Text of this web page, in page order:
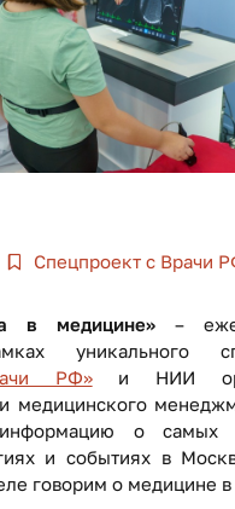
Спецпроект с Врачи
в медицине» –
уникального
РФ»и НИИ
медицинского
о самых
и событиях в
говорим о медицине